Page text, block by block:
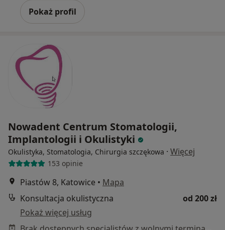
Pokaż profil
Nowadent Centrum Stomatologii,
Implantologii i Okulistyki
Okulistyka, Stomatologia, Chirurgia szczękowa · Więcej
153 opinie
Piastów 8, Katowice • Mapa
Konsultacja okulistyczna
od 200 zł
Pokaż więcej usług